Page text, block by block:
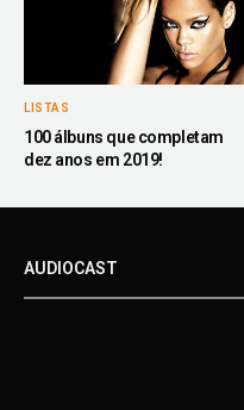
LISTAS
100 álbuns que completam
dez anos em 2019!
AUDIOCAST